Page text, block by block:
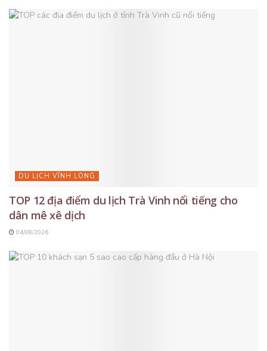
DU LỊCH VĨNH LONG
TOP 12 địa điểm du lịch Trà Vinh nổi tiếng cho
dân mê xê dịch
04/08/2026